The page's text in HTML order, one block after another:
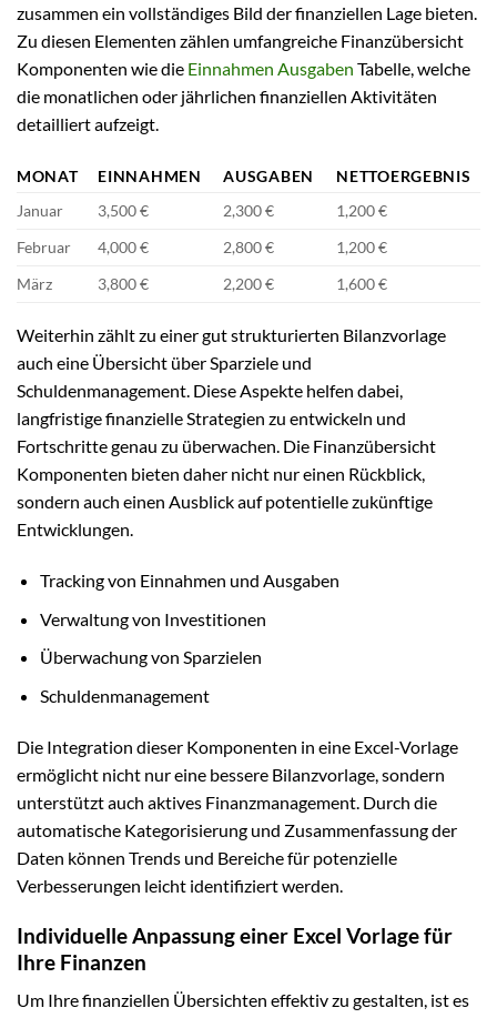
zusammen ein vollständiges Bild der finanziellen Lage bieten.
Zu diesen Elementen zählen umfangreiche Finanzübersicht
Komponenten wie die Einnahmen Ausgaben Tabelle, welche
die monatlichen oder jährlichen finanziellen Aktivitäten
detailliert aufzeigt.
MONAT EINNAHMEN AUSGABEN
NETTOERGEBNIS
Januar
3,500 € 2,300 €
1,200 €
Februar
4,000 € 2,800 €
1,200 €
März
3,800 € 2,200 € 1,600 €
Weiterhin zählt zu einer gut strukturierten Bilanzvorlage
auch eine Übersicht über Sparziele und
Schuldenmanagement. Diese Aspekte helfen dabei,
langfristige finanzielle Strategien zu entwickeln und
Fortschritte genau zu überwachen. Die Finanzübersicht
Komponenten bieten daher nicht nur einen Rückblick,
sondern auch einen Ausblick auf potentielle zukünftige
Entwicklungen.
Tracking von Einnahmen und Ausgaben
Verwaltung von Investitionen
Überwachung von Sparzielen
Schuldenmanagement
Die Integration dieser Komponenten in eine Excel-Vorlage
ermöglicht nicht nur eine bessere Bilanzvorlage, sondern
unterstützt auch aktives Finanzmanagement. Durch die
automatische Kategorisierung und Zusammenfassung der
Daten können Trends und Bereiche für potenzielle
Verbesserungen leicht identifiziert werden.
Individuelle Anpassung einer Excel Vorlage für
Ihre Finanzen
Um Ihre finanziellen Übersichten effektiv zu gestalten, ist es